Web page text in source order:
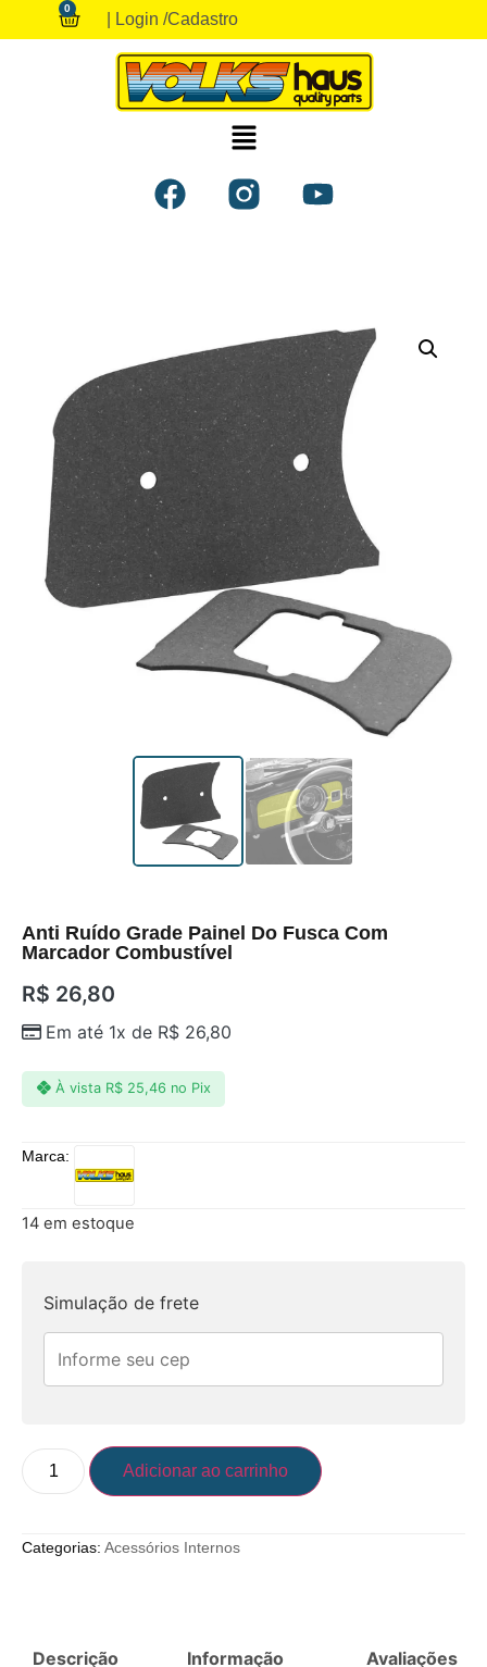
0
| Login /Cadastro
Anti Ruído Grade Painel Do Fusca Com
Marcador Combustível
R$ 26,80
Em até 1x de R$ 26,80
À vista R$25,46 no Pix
Marca:
14 em estoque
Simulação de frete
Adicionar ao carrinho
Categorias: Acessórios Internos
Descrição
Informação
Avaliações